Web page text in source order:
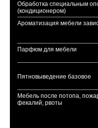
Обработка специальным
(кондиционером)
Ароматизация мебели
Парфюм для мебели
Пятновыведение базовое
Мебель после потопа,
фекалий, рвоты